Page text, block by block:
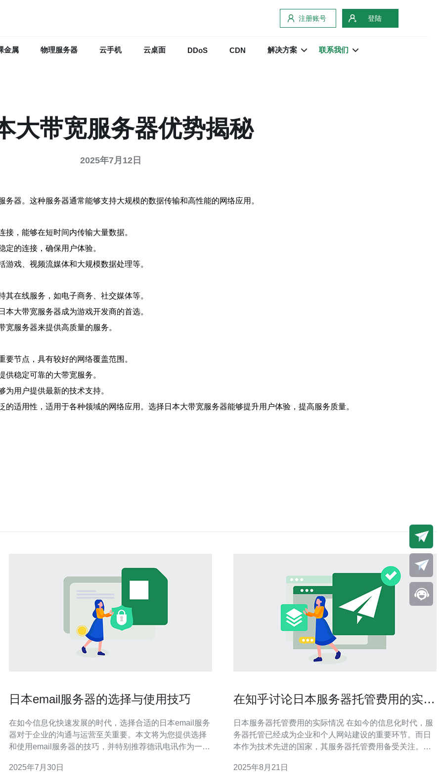
注册账号 登陆
金属 物理服务器 云手机 云桌面 DDoS CDN 解决方案 联系我们
大带宽服务器优势揭秘
2025年7月12日
器。这种服务器通常能够支持大规模的数据传输和高性能的网络应用。
，能够在短时间内传输大量数据。
的连接，确保用户体验。
戏、视频流媒体和大规模数据处理等。
在线服务，如电子商务、社交媒体等。
大带宽服务器成为游戏开发商的首选。
服务器来提供高质量的服务。
节点，具有较好的网络覆盖范围。
稳定可靠的大带宽服务。
用户提供最新的技术支持。
适用性，适用于各种领域的网络应用。选择日本大带宽服务器能够提升用户体验，提高服务质量。
日本email服务器的选择与使用技巧
在如今信息化快速发展的时代，选择合适的日本email服务
器对于企业的沟通与运营至关重要。本文将为您提供选择
和使用email服务器的技巧，并特别推荐德讯电讯作为一个
器时，需要考虑多个因素，包括服务器的稳定性、安全性
2025年7月30日
在知乎讨论日本服务器托管费用的实际
日本服务器托管费用的实际情况 在如今的信息化时代，服
务器托管已经成为企业和个人网站建设的重要环节。而日
本作为技术先进的国家，其服务器托管费用备受关注。本
情况，帮助您更好地理解市场现状。 在开始之前，以下是
2025年8月21日